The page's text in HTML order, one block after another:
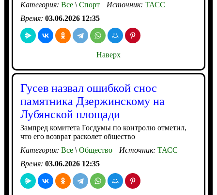
Категория: Все\Спорт Источник: ТАСС
Время: 03.06.2026 12:35
Наверх
Гусев назвал ошибкой снос
памятника Дзержинскому на
Лубянской площади
Зампред комитета Госдумы по контролю отметил,
что его возврат расколет общество
Категория: Все\Общество Источник: ТАСС
Время: 03.06.2026 12:35